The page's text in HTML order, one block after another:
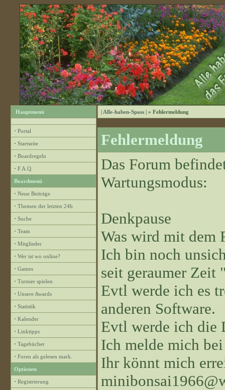
Hauptmenü
· Portal
· Startseite
· Boardregeln
· F.A.Q.
Boardmenü
· Neue Beiträge
· Themen der letzten 24h
· Suche
· Team
· Mitglieder
· Wer ist wo online?
· Games
· Turnier spielen
· Unsere Awards
· Statistik
· Kalender
· Linktipps
· Tagebücher
· Foren als gelesen mark.
Optionen
· Registrierung
| Alle-haben-Spass | » Fehlermeldung
Fehlermeldung
Das Forum
Wartungsmodus:
Denkpause
Was wird mit dem
Ich bin noch
seit geraumer Zeit
Evtl werde ich es
anderen Software.
Evtl werde ich die
Ich melde mich
Ihr könnt mich